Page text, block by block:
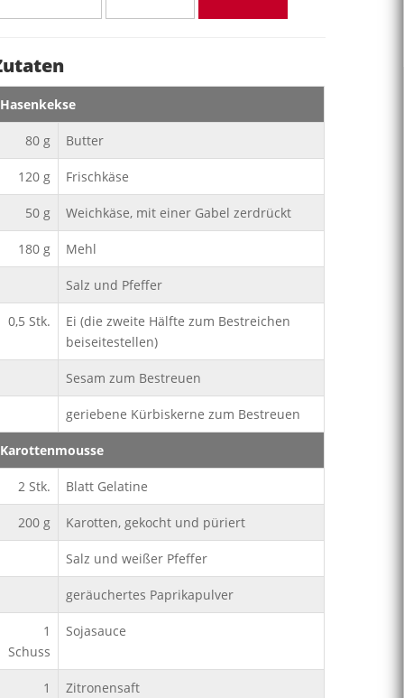
Hasenkekse
80 g Butter
120 g Frischkäse
50 g Weichkäse, mit einer Gabel zerdrückt
180 g Mehl
Salz und Pfeffer
0,5 Stk.
Ei (die zweite Hälfte zum Bestreichen
beiseitestellen)
Sesam zum Bestreuen
geriebene Kürbiskerne zum Bestreuen
Karottenmousse
2 Stk. Blatt Gelatine
200 g Karotten, gekocht und püriert
Salz und weißer Pfeffer
geräuchertes Paprikapulver
1
Schuss
Sojasauce
1
Zitronensaft